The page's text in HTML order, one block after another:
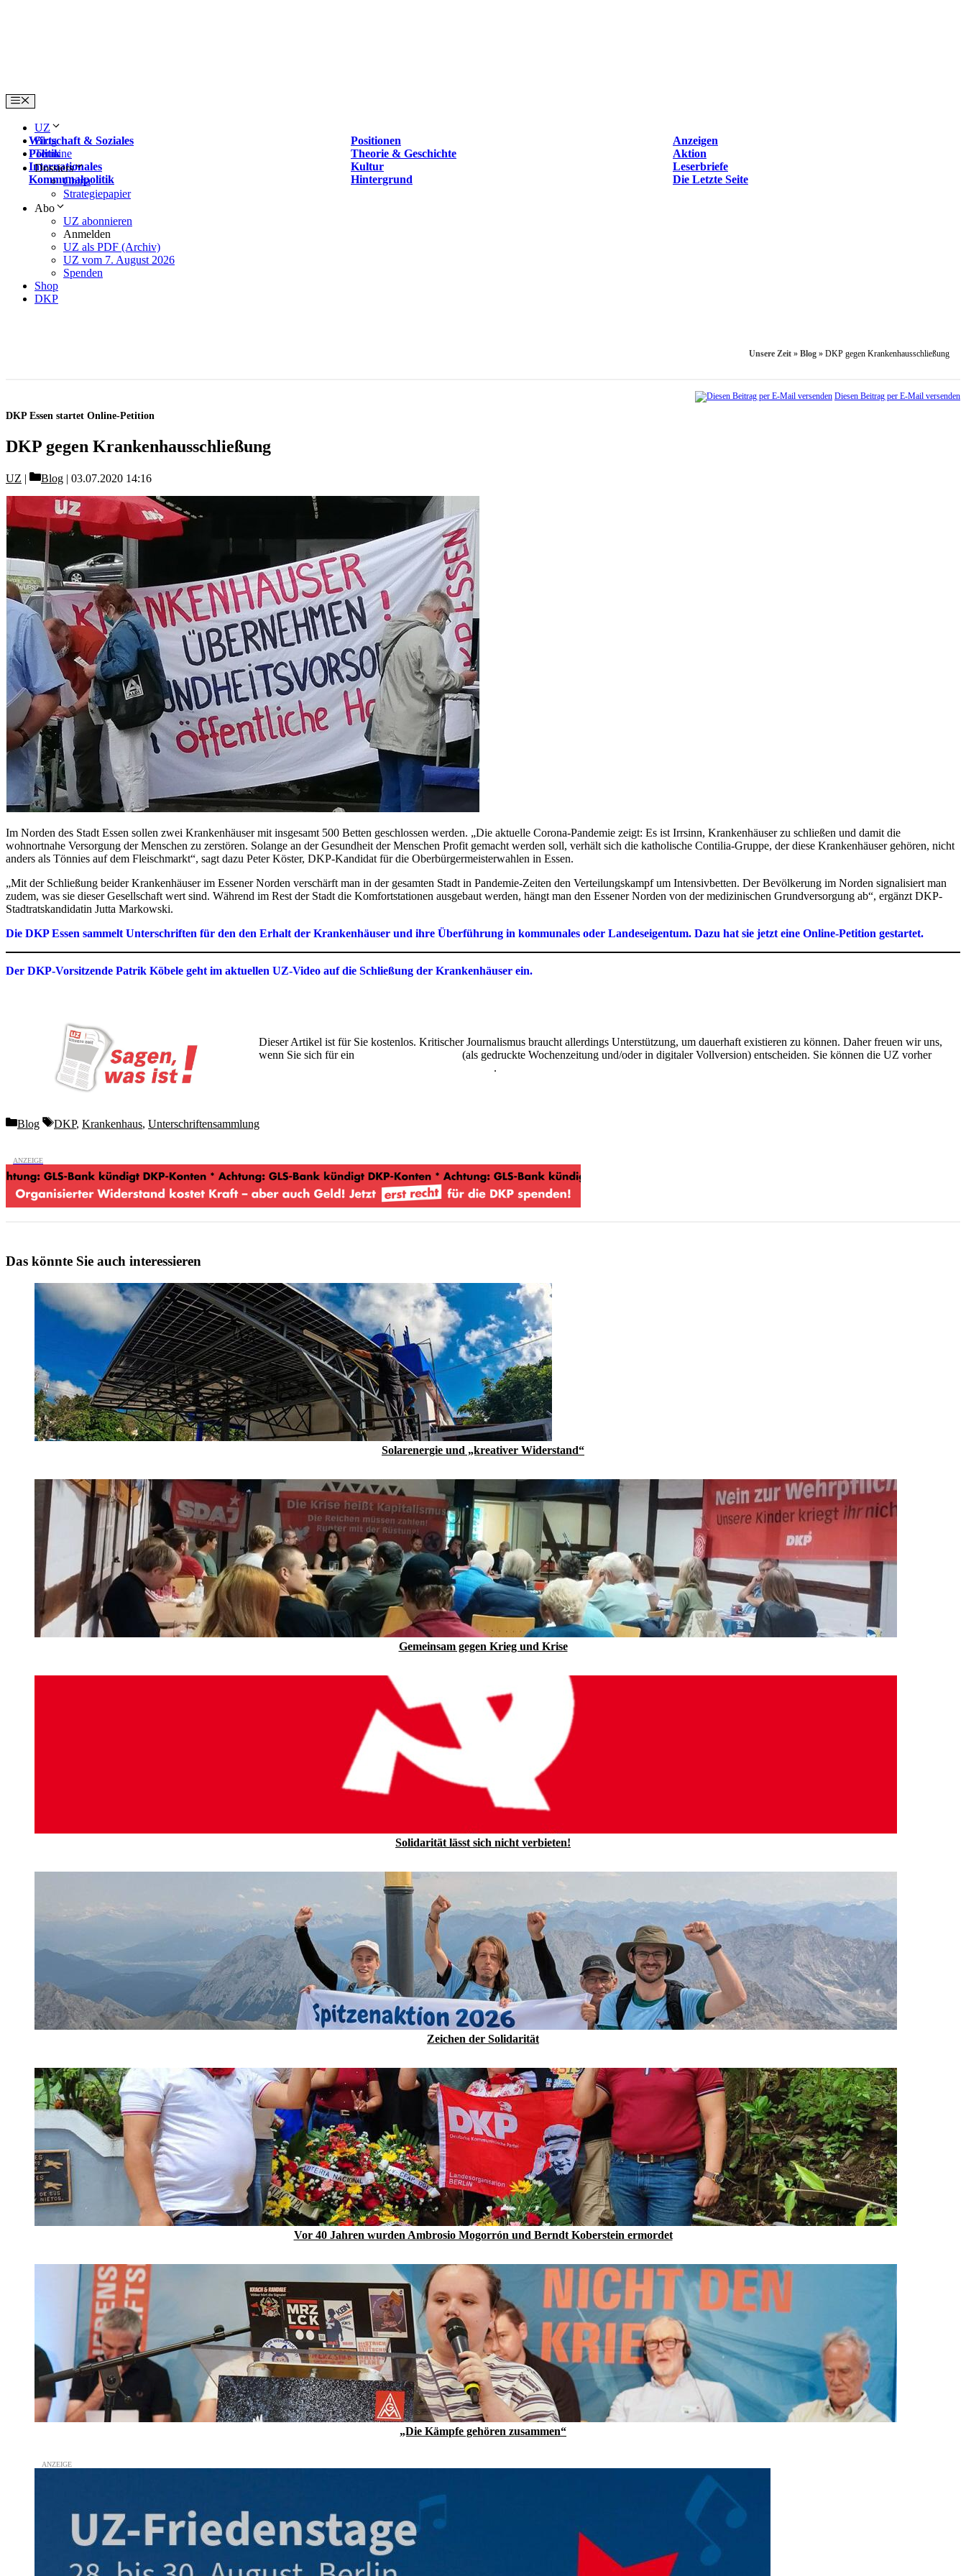
Menu
UZ
Wirtschaft & Soziales
Positionen
Anzeigen
Politik
Theorie & Geschichte
Aktion
Internationales
Kultur
Leserbriefe
Kommunalpolitik
Hintergrund Die Letzte Seite
Blog
Termine
Dossiers
China
Strategiepapier
Abo
UZ abonnieren
Anmelden
UZ als PDF (Archiv)
UZ vom 7. August 2026
Spenden
Shop
DKP
Unsere Zeit » Blog » DKP gegen Krankenhausschließung
Diesen Beitrag per E-Mail versenden
DKP Essen startet Online-Petition
DKP gegen Krankenhausschließung
UZ Categories
Blog 03.07.2020 14:16
Im Norden des Stadt Essen sollen zwei Krankenhäuser mit insgesamt 500 Betten geschlossen werden. „Die aktuelle Corona-Pandemie zeigt: Es ist Irrsinn, Krankenhäuser zu schließen und damit die
wohnortnahe Versorgung der Menschen zu zerstören. Solange an der Gesundheit der Menschen Profit gemacht werden soll, verhält sich die katholische Contilia-Gruppe, der diese Krankenhäuser gehören, nicht
anders als Tönnies auf dem Fleischmarkt“, sagt dazu Peter Köster, DKP-Kandidat für die Oberbürgermeisterwahlen in Essen.
„Mit der Schließung beider Krankenhäuser im Essener Norden verschärft man in der gesamten Stadt in Pandemie-Zeiten den Verteilungskampf um Intensivbetten. Der Bevölkerung im Norden signalisiert man
zudem, was sie dieser Gesellschaft wert sind. Während im Rest der Stadt die Komfortstationen ausgebaut werden, hängt man den Essener Norden von der medizinischen Grundversorgung ab“, ergänzt DKP-
Stadtratskandidatin Jutta Markowski.
Die DKP Essen sammelt Unterschriften für den den Erhalt der Krankenhäuser und ihre Überführung in kommunales oder Landeseigentum. Dazu hat sie jetzt eine Online-Petition gestartet.
Der DKP-Vorsitzende Patrik Köbele geht im aktuellen UZ-Video auf die Schließung der Krankenhäuser ein.
Dieser Artikel ist für Sie kostenlos. Kritischer Journalismus braucht allerdings Unterstützung, um dauerhaft existieren zu können. Daher freuen wir uns,
wenn Sie sich für ein
(als gedruckte Wochenzeitung und/oder in digitaler Vollversion) entscheiden. Sie können die UZ vorher
.
Categories
Blog Tags
DKP, Krankenhaus, Unterschriftensammlung
Das könnte Sie auch interessieren
Solarenergie und „kreativer Widerstand“
Gemeinsam gegen Krieg und Krise
Solidarität lässt sich nicht verbieten!
Zeichen der Solidarität
Vor 40 Jahren wurden Ambrosio Mogorrón und Berndt Koberstein ermordet
„Die Kämpfe gehören zusammen“